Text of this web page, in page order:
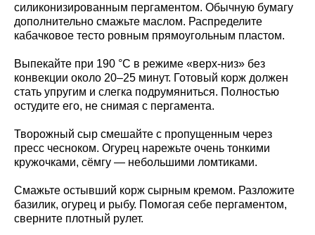
силиконизированным пергаментом. Обычную бумагу
дополнительно смажьте маслом. Распределите
кабачковое тесто ровным прямоугольным пластом.
Выпекайте при 190 °C в режиме «верх-низ» без
конвекции около 20–25 минут. Готовый корж должен
стать упругим и слегка подрумяниться. Полностью
остудите его, не снимая с пергамента.
Творожный сыр смешайте с пропущенным через
пресс чесноком. Огурец нарежьте очень тонкими
кружочками, сёмгу — небольшими ломтиками.
Смажьте остывший корж сырным кремом. Разложите
базилик, огурец и рыбу. Помогая себе пергаментом,
сверните плотный рулет.